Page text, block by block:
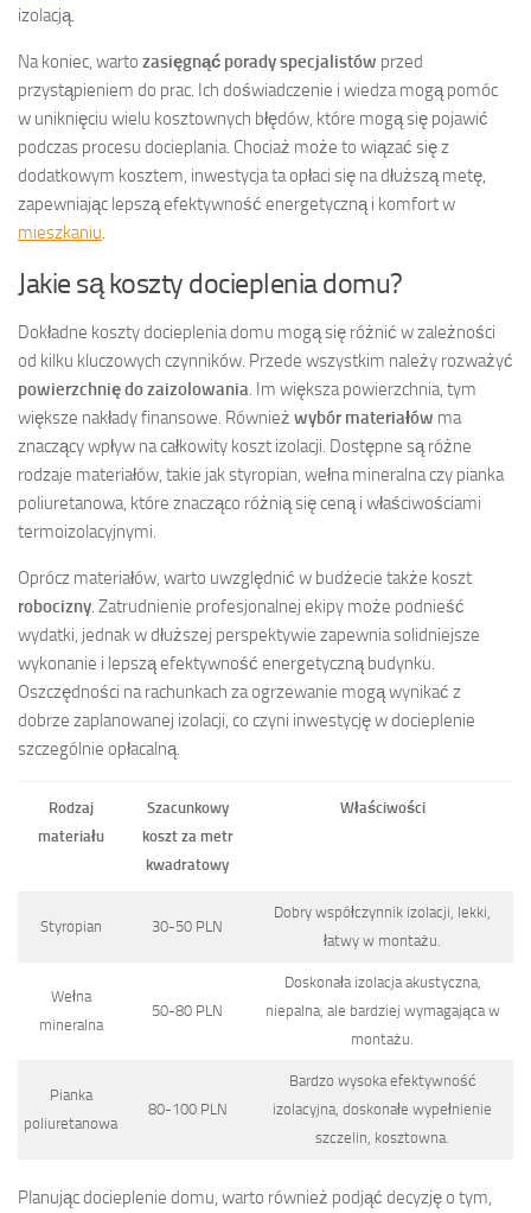
izolacją.
Na koniec, warto zasięgnąć porady specjalistów przed
przystąpieniem do prac. Ich doświadczenie i wiedza mogą pomóc
w uniknięciu wielu kosztownych błędów, które mogą się pojawić
podczas procesu docieplania. Chociaż może to wiązać się z
dodatkowym kosztem, inwestycja ta opłaci się na dłuższą metę,
zapewniając lepszą efektywność energetyczną i komfort w
mieszkaniu.
Jakie są koszty docieplenia domu?
Dokładne koszty docieplenia domu mogą się różnić w zależności
od kilku kluczowych czynników. Przede wszystkim należy rozważyć
powierzchnię do zaizolowania. Im większa powierzchnia, tym
większe nakłady finansowe. Również wybór materiałów ma
znaczący wpływ na całkowity koszt izolacji. Dostępne są różne
rodzaje materiałów, takie jak styropian, wełna mineralna czy pianka
poliuretanowa, które znacząco różnią się ceną i właściwościami
termoizolacyjnymi.
Oprócz materiałów, warto uwzględnić w budżecie także koszt
robocizny. Zatrudnienie profesjonalnej ekipy może podnieść
wydatki, jednak w dłuższej perspektywie zapewnia solidniejsze
wykonanie i lepszą efektywność energetyczną budynku.
Oszczędności na rachunkach za ogrzewanie mogą wynikać z
dobrze zaplanowanej izolacji, co czyni inwestycję w docieplenie
szczególnie opłacalną.
Rodzaj
materiału
Szacunkowy
koszt za metr
kwadratowy
Właściwości
Styropian 30-50 PLN
Dobry współczynnik izolacji, lekki,
łatwy w montażu.
Wełna
mineralna
50-80 PLN
Doskonała izolacja akustyczna,
niepalna, ale bardziej wymagająca w
montażu.
Pianka
poliuretanowa
80-100 PLN
Bardzo wysoka efektywność
izolacyjna, doskonałe wypełnienie
szczelin, kosztowna.
Planując docieplenie domu, warto również podjąć decyzję o tym,